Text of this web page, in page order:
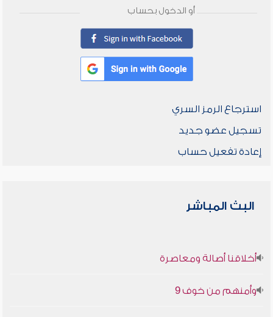
أو الدخول بحساب
استرجاع الرمز السري
تسجيل عضو جديد
إعادة تفعيل حساب
البث المباشر
أخلاقنا أصالة ومعاصرة
وأمنهم من خوف 9